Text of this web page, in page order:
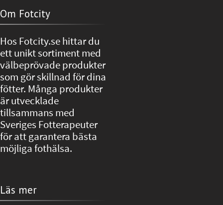
Om Fotcity
Hos Fotcity.se hittar du
ett unikt sortiment med
välbeprövade produkter
som gör skillnad för dina
fötter. Många produkter
är utvecklade
tillsammans med
Sveriges Fotterapeuter
för att garantera bästa
möjliga fothälsa.
Läs mer